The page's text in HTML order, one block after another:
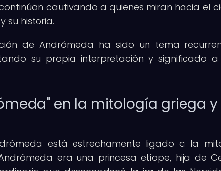
cautivando a quienes miran hacia el
su historia.
de Andrómeda ha sido un tema
su propia interpretación y significado a
en la mitología griega y
está estrechamente ligado a la
era una princesa etíope, hija de